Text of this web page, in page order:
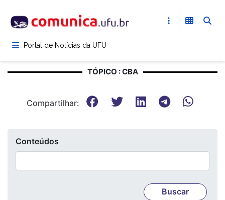
para
conteúdoPortal de Notícias da UFU
TÓPICO : CBA
Compartilhar:
Conteúdos